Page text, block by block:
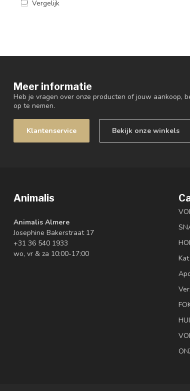
Vergelijk
Meer informatie
Heb je vragen over onze producten of jouw aankoop,
op te nemen.
Klantenservice Bekijk onze winkels
Animalis
Animalis Almere
Josephine Bakerstraat 17
+31 36 540 1933
wo, vr & za 10:00-17:00
Kat